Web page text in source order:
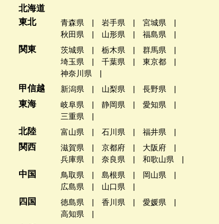
北海道
東北
青森県 岩手県
宮城県
秋田県
山形県 福島県
関東 茨城県 栃木県
群馬県
埼玉県
千葉県
東京都
神奈川県
甲信越 新潟県 山梨県 長野県
東海 岐阜県 静岡県
愛知県
三重県
北陸 富山県 石川県 福井県
関西 滋賀県 京都府
大阪府
兵庫県
奈良県 和歌山県
中国 鳥取県 島根県
岡山県
広島県
山口県
四国 徳島県 香川県
愛媛県
高知県